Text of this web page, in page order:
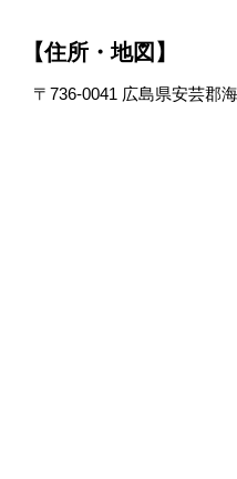
【住所・地図】
〒736-0041 広島県安芸郡